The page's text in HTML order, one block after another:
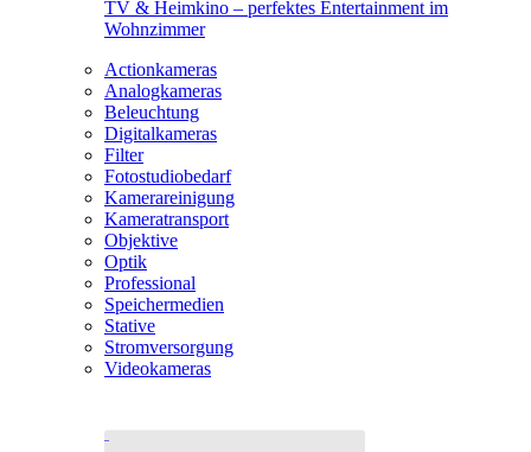
TV & Heimkino – perfektes Entertainment im
Wohnzimmer
Actionkameras
Analogkameras
Beleuchtung
Digitalkameras
Filter
Fotostudiobedarf
Kamerareinigung
Kameratransport
Objektive
Optik
Professional
Speichermedien
Stative
Stromversorgung
Videokameras